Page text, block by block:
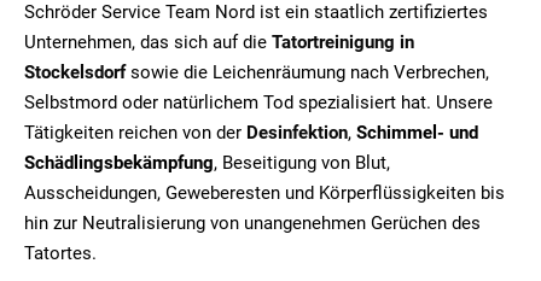
Schröder Service Team Nord ist ein staatlich zertifiziertes
Unternehmen, das sich auf die Tatortreinigung in
Stockelsdorfsowie die Leichenräumung nach Verbrechen,
Selbstmord oder natürlichem Tod spezialisiert hat. Unsere
Tätigkeiten reichen von der Desinfektion, Schimmel- und
Schädlingsbekämpfung, Beseitigung von Blut,
Ausscheidungen, Geweberesten und Körperflüssigkeiten bis
hin zur Neutralisierung von unangenehmen Gerüchen des
Tatortes.